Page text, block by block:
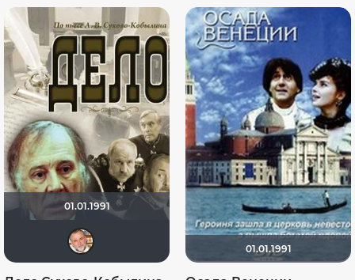
01.01.1991
Leo Haas
01.01.1991